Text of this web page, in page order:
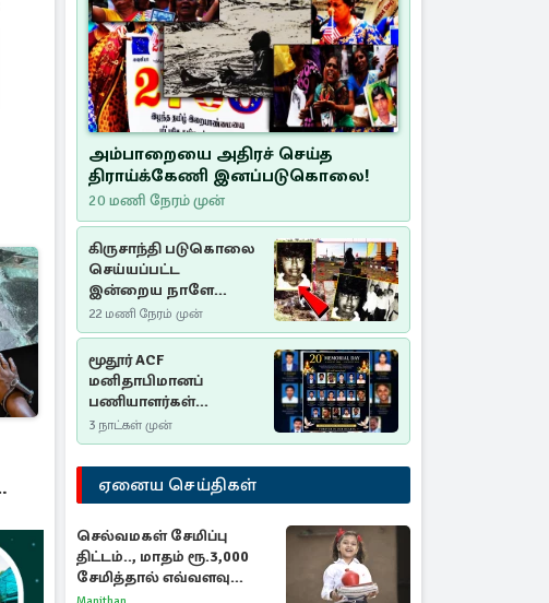
அம்பாறையை அதிரச் செய்த
திராய்க்கேணி இனப்படுகொலை!
20 மணி நேரம் முன்
கிருசாந்தி படுகொலை
செய்யப்பட்ட
இன்றைய நாளே
செம்மணி
இனப்படுகொலை
தினம்…!
22 மணி நேரம் முன்
மூதூர் ACF
மனிதாபிமானப்
பணியாளர்கள்
படுகொலை (2006): 20
ஆண்டுகளாகியும் நீதி
மறுக்கப்பட்ட
மனிதாபிமானப்
பேரவலம்
3 நாட்கள் முன்
ஏனைய செய்திகள்
செல்வமகள் சேமிப்பு
திட்டம்.., மாதம் ரூ.3,000
சேமித்தால் எவ்வளவு
கிடைக்கும்?